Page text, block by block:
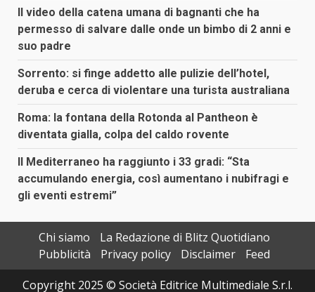
Il video della catena umana di bagnanti che ha
permesso di salvare dalle onde un bimbo di 2 anni e
suo padre
Sorrento: si finge addetto alle pulizie dell’hotel,
deruba e cerca di violentare una turista australiana
Roma: la fontana della Rotonda al Pantheon è
diventata gialla, colpa del caldo rovente
Il Mediterraneo ha raggiunto i 33 gradi: “Sta
accumulando energia, così aumentano i nubifragi e
gli eventi estremi”
Chi siamo
La Redazione di Blitz Quotidiano
Pubblicità
Privacy policy Disclaimer
Feed
Copyright 2025 © Società Editrice Multimediale S.r.l.